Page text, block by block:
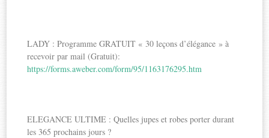
LADY : Programme GRATUIT « 30 leçons d’élégance » à
recevoir par mail (Gratuit):
https://forms.aweber.com/form/95/1163176295.htm
ELEGANCE ULTIME : Quelles jupes et robes porter durant
les 365 prochains jours ?